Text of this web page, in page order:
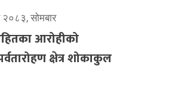
सोमबार
आरोहीको
क्षेत्र शोकाकुल